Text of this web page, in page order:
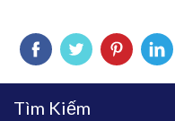
Tìm Kiếm